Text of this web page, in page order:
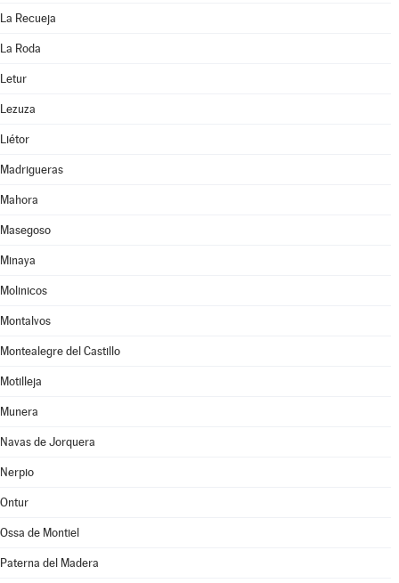
La Recueja
La Roda
Letur
Lezuza
Liétor
Madrigueras
Mahora
Masegoso
Minaya
Molinicos
Montalvos
Montealegre del Castillo
Motilleja
Munera
Navas de Jorquera
Nerpio
Ontur
Ossa de Montiel
Paterna del Madera